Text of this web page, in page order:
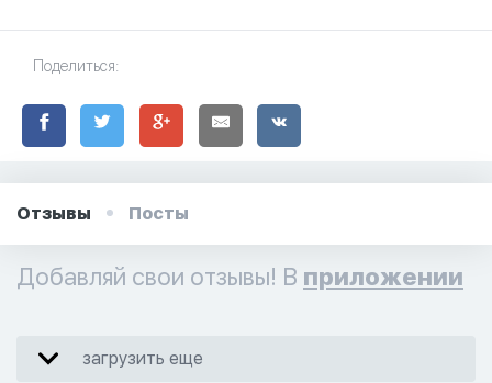
Поделиться:
Отзывы Посты
Добавляй свои отзывы! В приложении
загрузить еще